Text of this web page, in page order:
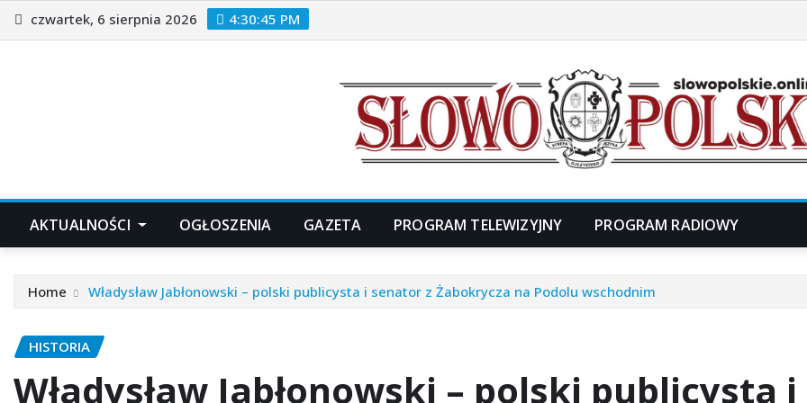
Skip
to
czwartek, 6 sierpnia 2026 4:30:47 PM
AKTUALNOŚCI OGŁOSZENIA GAZETA PROGRAM TELEWIZYJNY PROGRAM RADIOWY
Home Władysław Jabłonowski – polski publicysta i senator z Żabokrycza na Podolu wschodnim
HISTORIA
Władysław Jabłonowski – polski publicysta